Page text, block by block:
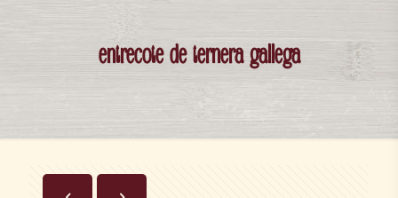
entrecote de ternera gallega